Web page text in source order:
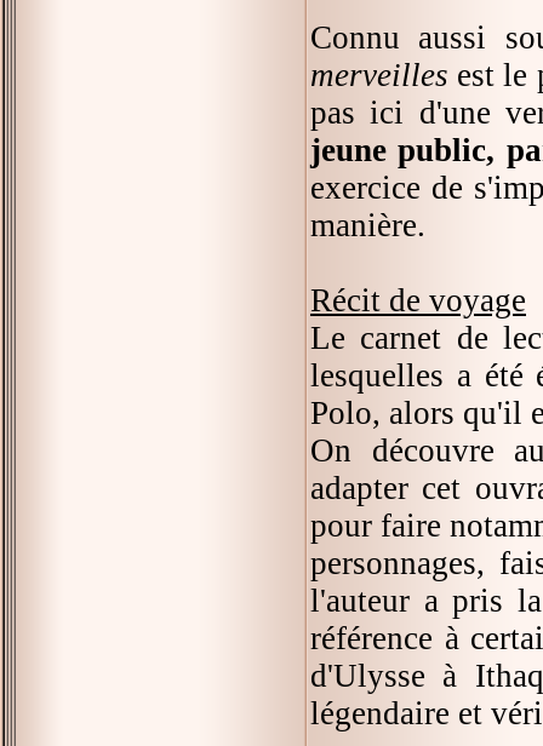
Connu aussi
merveilles est le
pas ici d'une
jeune public,
exercice de
manière.
Récit de voyage
Le carnet de
lesquelles a
Polo, alors qu'il
On découvre
adapter cet
pour faire
personnages,
l'auteur a pris
référence à
d'Ulysse à
légendaire et